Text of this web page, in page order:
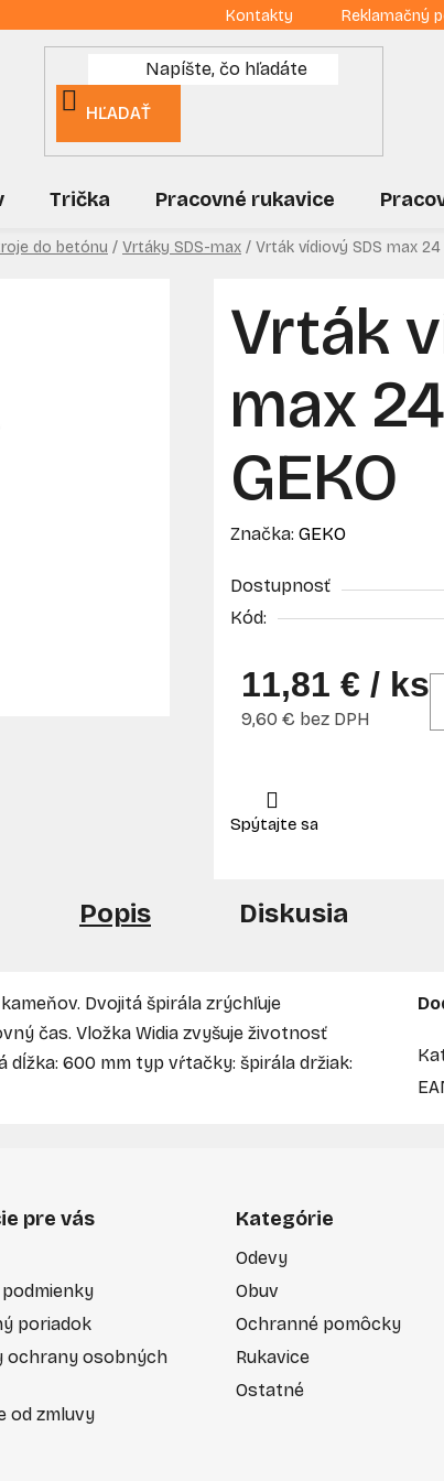
Kontakty Reklamačný
HĽADAŤ
Trička Pracovné rukavice
do betónu / Vrtáky SDS-max / Vrták vídiový SDS max
Vrták
max
GEKO
Značka: GEKO
Dostupnosť
Kód:
11,81 € / ks
9,60 € bez DPH
Popis Diskusia
Dvojitá špirála zrýchľuje
čas. Vložka Widia zvyšuje životnosť
dĺžka: 600 mm typ vŕtačky: špirála držiak:
pre vás
poriadok
ochrany osobných
od zmluvy
Kategórie
Odevy
Obuv
Ochranné pomôcky
Rukavice
Ostatné